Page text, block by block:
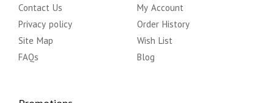
Contact Us
Privacy policy
Site Map
FAQs
My Account
Order History
Wish List
Blog